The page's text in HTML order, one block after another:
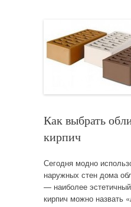
Как выбрать
кирпич
Сегодня модно
наружных стен дома
— наиболее
кирпич можно назвать